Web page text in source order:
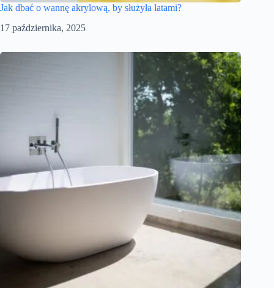
Jak dbać o wannę akrylową, by służyła latami?
17 października, 2025